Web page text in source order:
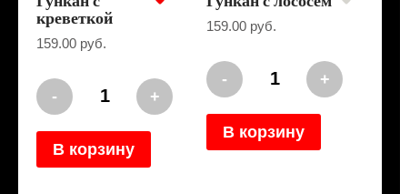
креветкой
159.00 руб.
Количество
Гункан
креветкой
- +
В корзину
159.00 руб.
Количество
Гункан
лососем
- +
В корзину